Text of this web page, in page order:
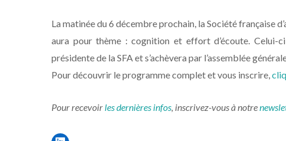
La matinée du 6 décembre prochain, la Société française
aura pour thème : cognition et effort d’écoute.
présidente de la SFA et s’achèvera par l’assemblée
Pour découvrir le programme complet et vous inscrire,
Pour recevoirles dernières infos, inscrivez-vous à notre